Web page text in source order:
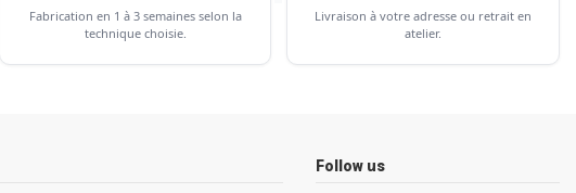
Fabrication en 1 à 3 semaines selon la
technique choisie.
Livraison à votre adresse ou retrait en
atelier.
Follow us